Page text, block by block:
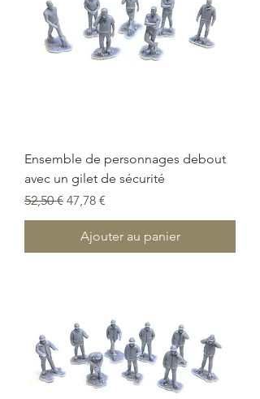
Ensemble de personnages debout
avec un gilet de sécurité
Prix original
52,50 € Prix promotionnel
47,78 €
Ajouter au panier